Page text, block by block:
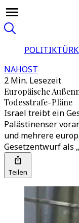
POLITIK
NAHOST
2 Min. Lesezeit
Europäische
Todesstrafe-Pläne
Israel treibt ein
Palästinenser
und mehrere
Gesetzentwurf als
Teilen